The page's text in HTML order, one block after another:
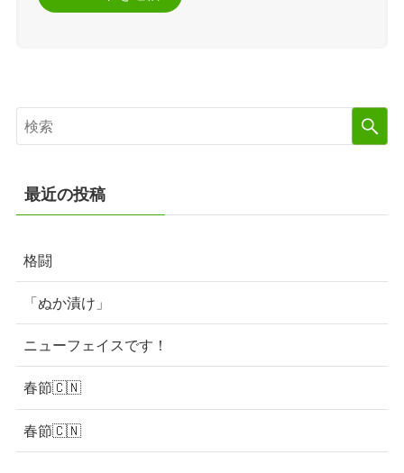
最近の投稿
格闘
「ぬか漬け」
ニューフェイスです！
春節🇨🇳
春節🇨🇳